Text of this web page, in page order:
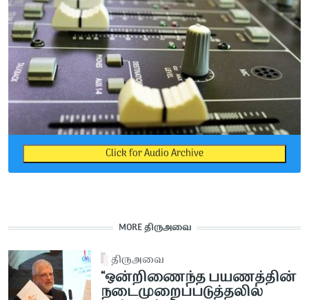
Click for Audio Archive
MORE திருஅவை
திருஅவை
“ஒன்றிணைந்த பயணத்தின்
நடைமுறைப்படுத்தலில்